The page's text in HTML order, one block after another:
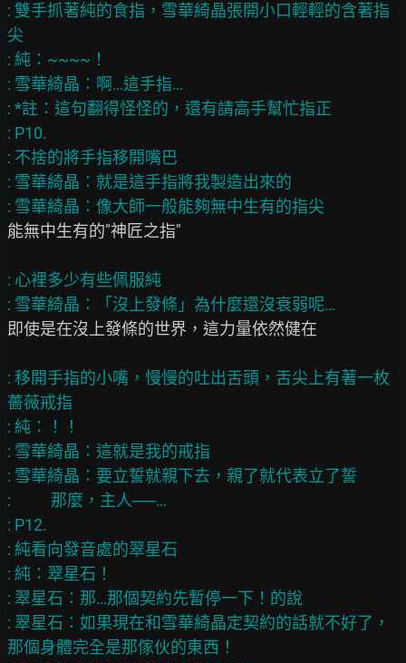
: 雙手抓著純的食指，雪華綺晶張開小口輕輕的含著指
尖
: 純：~~~~！
: 雪華綺晶：啊…這手指…
: *註：這句翻得怪怪的，還有請高手幫忙指正
: P10.
: 不捨的將手指移開嘴巴
: 雪華綺晶：就是這手指將我製造出來的
能無中生有的"神匠之指"
: 心裡多少有些佩服純
即使是在沒上發條的世界，這力量依然健在
: 移開手指的小嘴，慢慢的吐出舌頭，舌尖上有著一枚
薔薇戒指
: 純：！！
: 雪華綺晶：這就是我的戒指
: 雪華綺晶：要立誓就親下去，親了就代表立了誓
:           那麼，主人──…
: P12.
: 純看向發音處的翠星石
: 純：翠星石！
: 翠星石：那…那個契約先暫停一下！的說
: 翠星石：如果現在和雪華綺晶定契約的話就不好了，
那個身體完全是那傢伙的東西！